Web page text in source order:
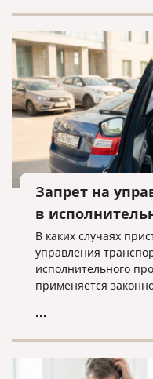
Запрет на
в
В каких случаях
управления
исполнительного
применяется
...